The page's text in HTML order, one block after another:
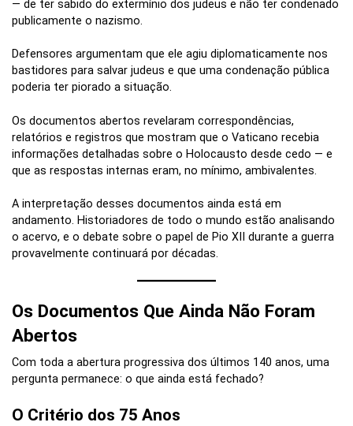
— de ter sabido do extermínio dos judeus e não ter condenado
publicamente o nazismo.
Defensores argumentam que ele agiu diplomaticamente nos
bastidores para salvar judeus e que uma condenação pública
poderia ter piorado a situação.
Os documentos abertos revelaram correspondências,
relatórios e registros que mostram que o Vaticano recebia
informações detalhadas sobre o Holocausto desde cedo — e
que as respostas internas eram, no mínimo, ambivalentes.
A interpretação desses documentos ainda está em
andamento. Historiadores de todo o mundo estão analisando
o acervo, e o debate sobre o papel de Pio XII durante a guerra
provavelmente continuará por décadas.
Os Documentos Que Ainda Não Foram
Abertos
Com toda a abertura progressiva dos últimos 140 anos, uma
pergunta permanece: o que ainda está fechado?
O Critério dos 75 Anos